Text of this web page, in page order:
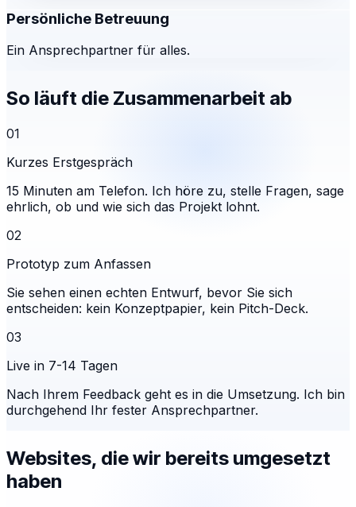
Persönliche Betreuung
Ein Ansprechpartner für alles.
So läuft die Zusammenarbeit ab
01
Kurzes Erstgespräch
15 Minuten am Telefon. Ich höre zu, stelle Fragen, sage
ehrlich, ob und wie sich das Projekt lohnt.
02
Prototyp zum Anfassen
Sie sehen einen echten Entwurf, bevor Sie sich
entscheiden: kein Konzeptpapier, kein Pitch-Deck.
03
Live in 7-14 Tagen
Nach Ihrem Feedback geht es in die Umsetzung. Ich bin
durchgehend Ihr fester Ansprechpartner.
Websites, die wir bereits umgesetzt
haben